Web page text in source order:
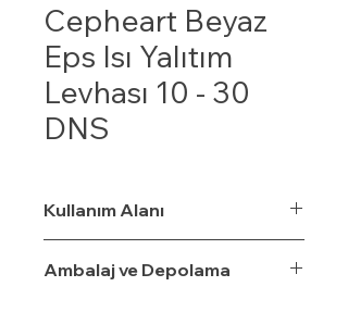
Cepheart Beyaz
Eps Isı Yalıtım
Levhası 10 - 30
DNS
Kullanım Alanı
Ambalaj ve Depolama